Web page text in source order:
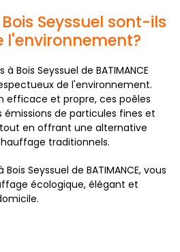
Seyssuel sont-ils
l'environnement?
à Bois Seyssuel de BATIMANCE
de l'environnement.
efficace et propre, ces poêles
de particules fines et
en offrant une alternative
traditionnels.
Seyssuel de BATIMANCE, vous
écologique, élégant et